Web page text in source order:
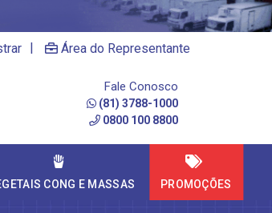
| Área do Representante
Fale Conosco
(81) 3788-1000
0800 100 8800
CONG E MASSAS PROMOÇÕES